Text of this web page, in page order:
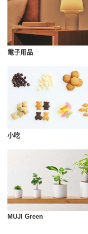
電子用品
小吃
MUJI Green